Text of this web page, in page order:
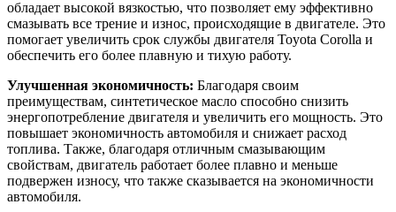
обладает высокой вязкостью, что позволяет ему эффективно
смазывать все трение и износ, происходящие в двигателе. Это
помогает увеличить срок службы двигателя Toyota Corolla и
обеспечить его более плавную и тихую работу.
Улучшенная экономичность: Благодаря своим
преимуществам, синтетическое масло способно снизить
энергопотребление двигателя и увеличить его мощность. Это
повышает экономичность автомобиля и снижает расход
топлива. Также, благодаря отличным смазывающим
свойствам, двигатель работает более плавно и меньше
подвержен износу, что также сказывается на экономичности
автомобиля.